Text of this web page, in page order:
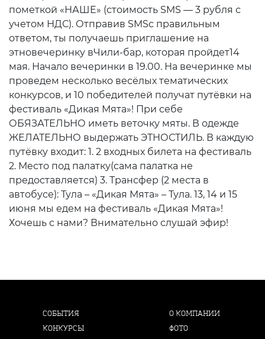
пометкой «НАШЕ» (стоимость SMS — 3 рубля с
учетом НДС). Отправив SMSс правильным
ответом, ты получаешь приглашение на
этновечеринку вЧили-бар, которая пройдет14
мая. Начало вечеринки в 19.00. На вечеринке мы
проведем несколько весёлых тематических
конкурсов, и 10 победителей получат путёвки на
фестиваль «Дикая Мята»! При себе
ОБЯЗАТЕЛЬНО иметь веточку мяты. В одежде
ЖЕЛАТЕЛЬНО выдержать ЭТНОСТИЛЬ. В каждую
путёвку входит: 1. 2 входных билета на фестиваль
2. Место под палатку(cама палатка не
предоставляется) 3. Трансфер (2 места в
автобусе): Тула – «Дикая Мята» – Тула. 13, 14 и 15
июня мы едем на фестиваль «Дикая Мята»!
Хочешь с нами? Внимательно слушай эфир!
СОБЫТИЯ
КОНКУРСЫ
О КОМПАНИИ
ФОТО